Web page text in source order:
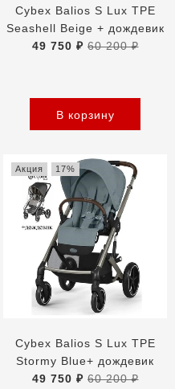
Cybex Balios S Lux TPE
Seashell Beige + дождевик
49 750 ₽ 60 200 ₽
В корзину
Акция 17%
Cybex Balios S Lux TPE
Stormy Blue+ дождевик
49 750 ₽ 60 200 ₽